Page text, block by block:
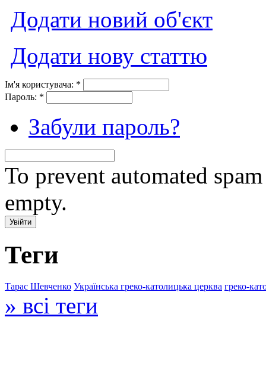
Додати новий об'єкт
Додати нову статтю
Ім'я користувача: *
Пароль: *
Забули пароль?
To prevent automated
empty.
Теги
Тарас Шевченко Українська греко-католицька церква греко-
» всі теги